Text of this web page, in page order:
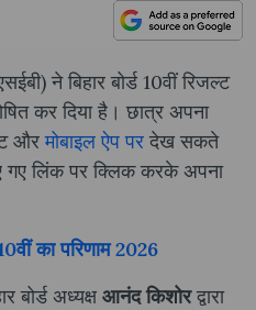
ने बिहार बोर्ड 10वीं रिजल्ट
कर दिया है। छात्र अपना
औरमोबाइल ऐपपर देख सकते
गए लिंक पर क्लिक करके अपना
10वीं का परिणाम 2026
बोर्ड अध्यक्ष आनंद किशोरद्वारा